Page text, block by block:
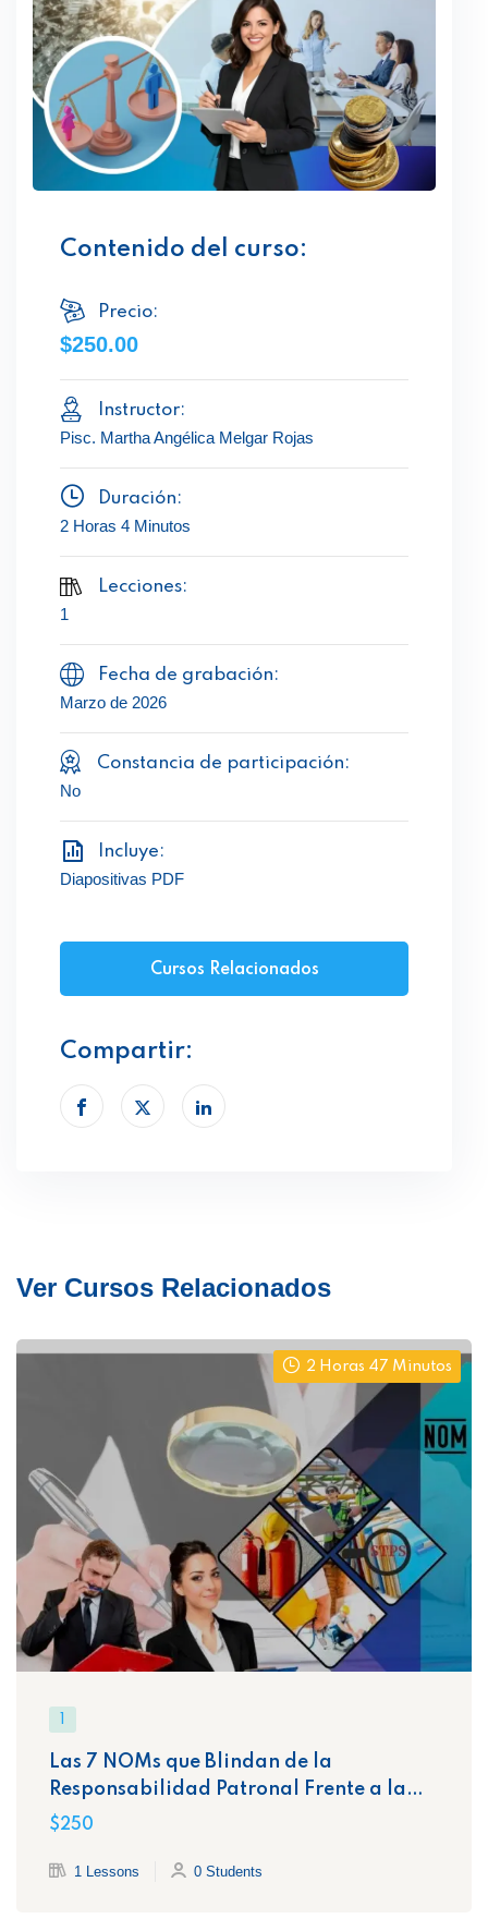
Contenido del curso:
Precio:
$250.00
Instructor:
Pisc. Martha Angélica Melgar Rojas
Duración:
2 Horas 4 Minutos
Lecciones:
1
Fecha de grabación:
Marzo de 2026
Constancia de participación:
No
Incluye:
Diapositivas PDF
Cursos Relacionados
Compartir:
Ver Cursos Relacionados
2 Horas 47 Minutos
Las 7 NOMs que Blindan de la
Responsabilidad Patronal Frente a la
STPS
$250
1 Lessons 0 Students